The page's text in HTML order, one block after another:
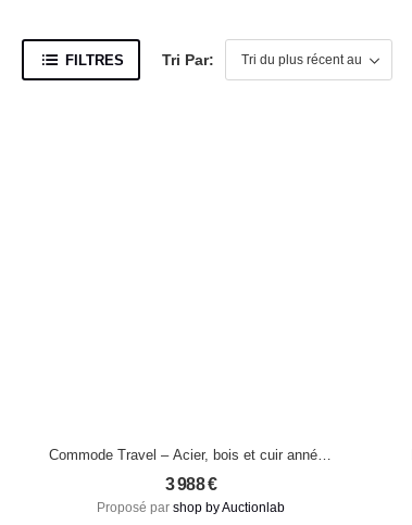
4 Produits
FILTRES Tri Par:
Commode Travel – Acier, bois et cuir années
1960-1970
3 988€
Proposé par shop by Auctionlab